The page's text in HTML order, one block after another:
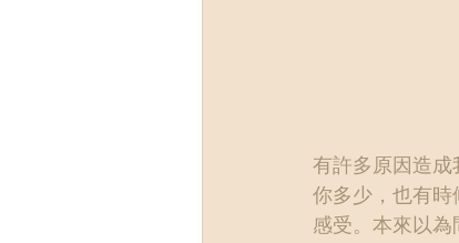
有許多原因造
你多少，也有
感受。本來以